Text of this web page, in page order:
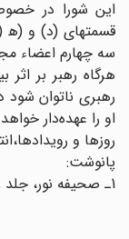
قسمتهای (د) و (ه‍
سه چهارم اعضاء
هرگاه رهبر بر اثر
رهبری ناتوان شود
او را عهده‌دار خواهد
روزها و
پانوشت: